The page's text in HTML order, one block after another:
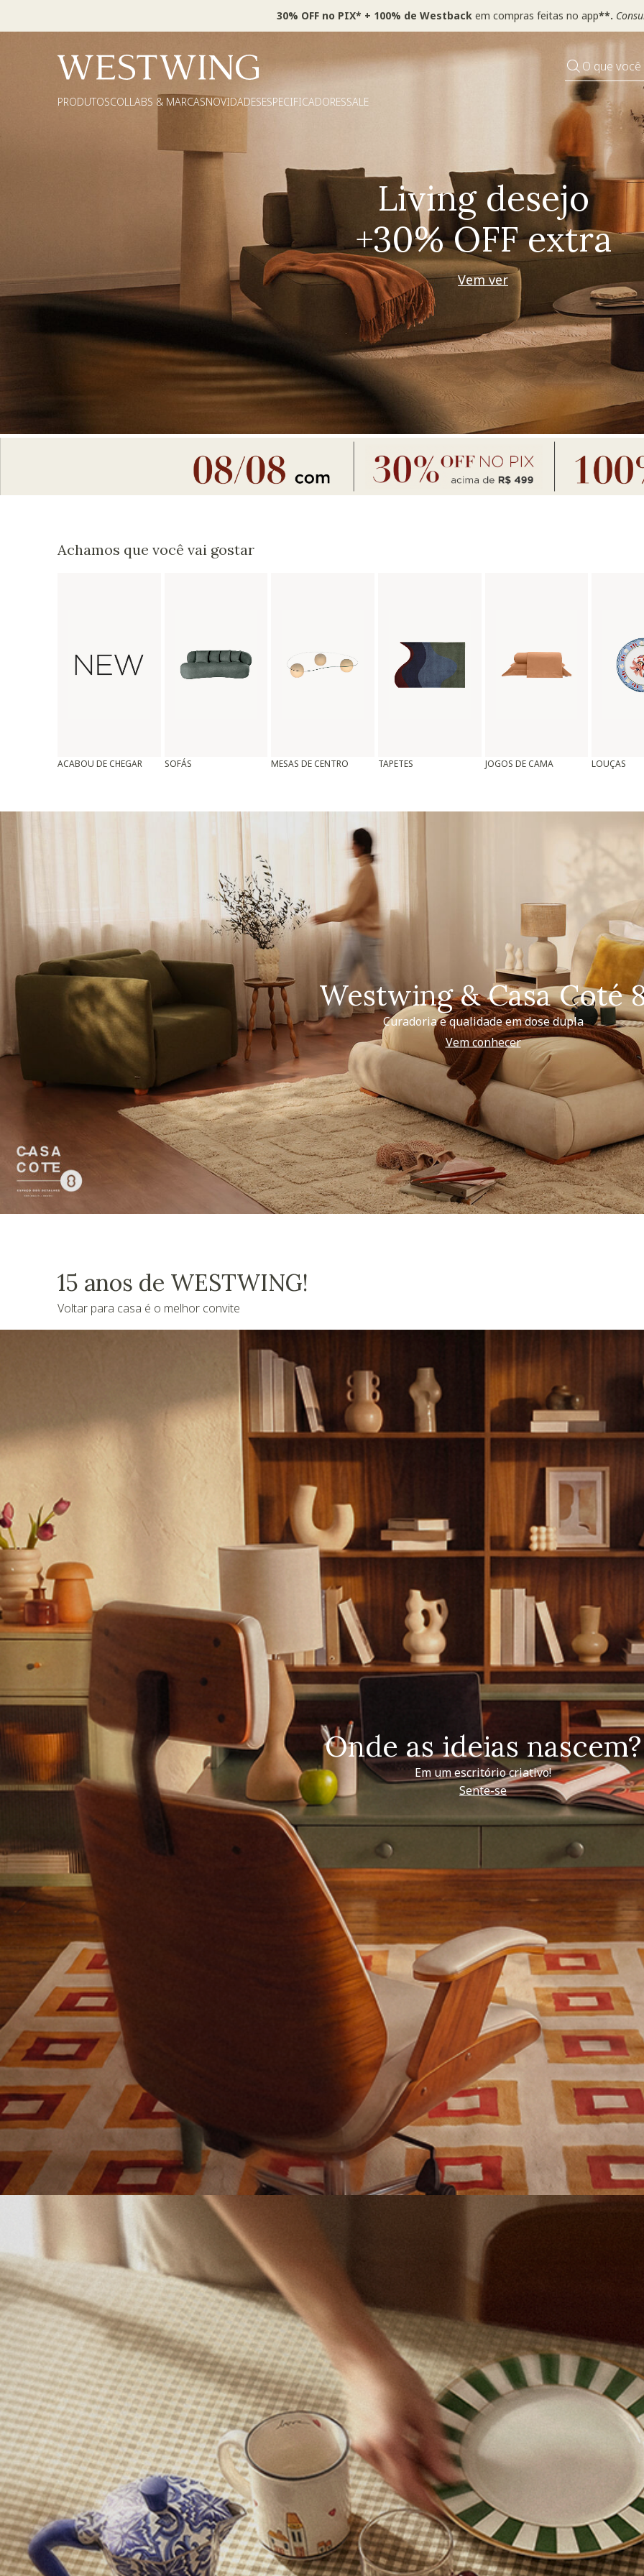
30% OFF no PIX* + 100% de Westback em compras feitas no app**.
O que
PRODUTOSCOLLABS & MARCASNOVIDADESESPECIFICADORESSALE
Pequenos rituais
Grandes mudanças
Decorar
Achamos que você vai gostar
ACABOU DE CHEGAR SOFÁS MESAS DE CENTRO TAPETES JOGOS DE CAMA LOUÇAS
Westwing & Casa Coté
Curadoria e qualidade em dose dupla
Vem conhecer
15 anos de WESTWING!
Voltar para casa é o melhor convite
Onde as ideias nascem?
Em um escritório criativo!
Sente-se